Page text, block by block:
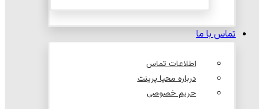
تماس با ما
اطلاعات تماس
درباره محیا پرینت
حریم خصوصی